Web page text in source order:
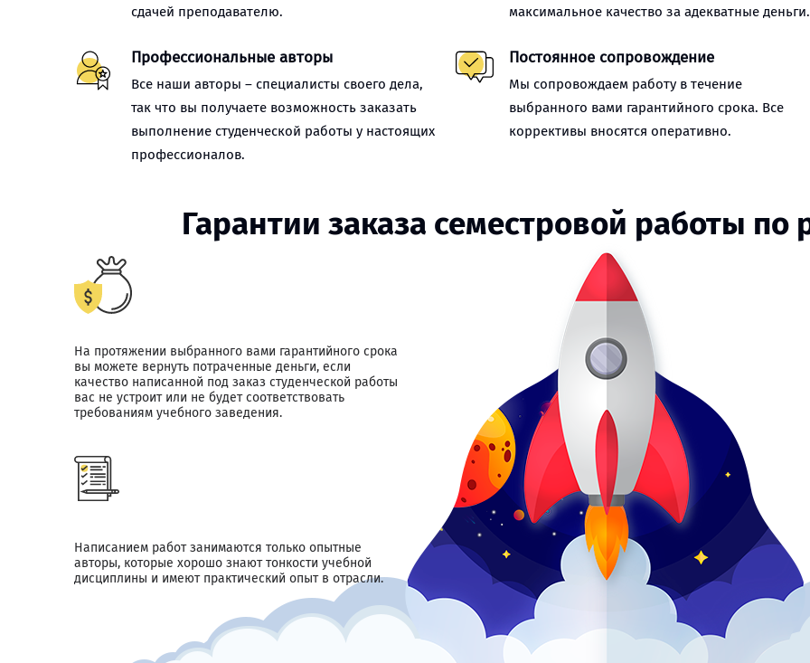
сдачей преподавателю.
максимальное качество за адекватные деньги.
Профессиональные авторы
Все наши авторы – специалисты своего дела,
так что вы получаете возможность заказать
выполнение студенческой работы у настоящих
профессионалов.
Постоянное сопровождение
Мы сопровождаем работу в течение
выбранного вами гарантийного срока. Все
коррективы вносятся оперативно.
Гарантии заказа семестровой работы по
На протяжении выбранного вами гарантийного срока
вы можете вернуть потраченные деньги, если
качество написанной под заказ студенческой работы
вас не устроит или не будет соответствовать
требованиям учебного заведения.
Написанием работ занимаются только опытные
авторы, которые хорошо знают тонкости учебной
дисциплины и имеют практический опыт в отрасли.